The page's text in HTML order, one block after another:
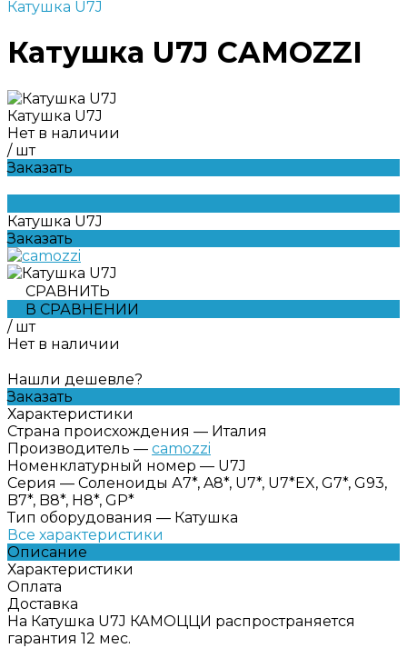
Катушка U7J
Катушка U7J CAMOZZI
Катушка U7J
Нет в наличии
/ шт
Заказать
Катушка U7J
Заказать
СРАВНИТЬ
В СРАВНЕНИИ
/ шт
Нет в наличии
Нашли дешевле?
Заказать
Характеристики
Страна происхождения — Италия
Производитель — camozzi
Номенклатурный номер — U7J
Серия — Соленоиды А7*, A8*, U7*, U7*EX, G7*, G93,
B7*, B8*, H8*, GP*
Тип оборудования — Катушка
Все характеристики
Описание
Характеристики
Оплата
Доставка
На Катушка U7J КАМОЦЦИ распространяется
гарантия 12 мес.